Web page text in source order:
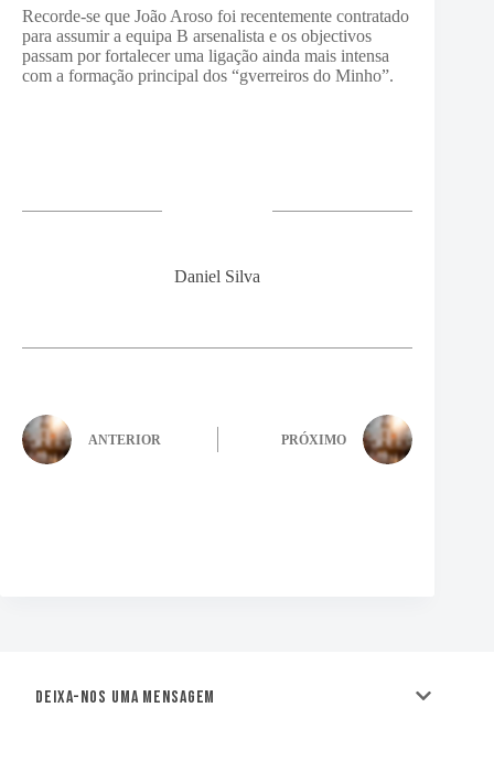
Recorde-se que João Aroso foi recentemente contratado
para assumir a equipa B arsenalista e os objectivos
passam por fortalecer uma ligação ainda mais intensa
com a formação principal dos “gverreiros do Minho”.
Daniel Silva
ANTERIOR PRÓXIMO
Deixa-nos uma mensagem